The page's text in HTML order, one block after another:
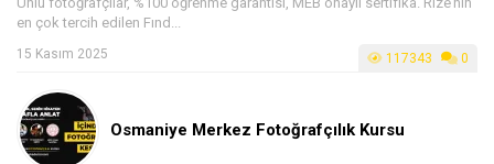
en çok tercih edilen Fınd...
15 Kasım 2025 117343 0
Osmaniye Merkez Fotoğrafçılık Kursu